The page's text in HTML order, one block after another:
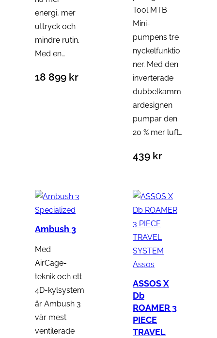
energi, mer
uttryck och
mindre rutin.
Med en…
18 899 kr
Tool MTB
Mini-
pumpens tre
nyckelfunktio
ner. Med den
inverterade
dubbelkamm
ardesignen
pumpar den
20 % mer luft…
439 kr
Specialized
Ambush 3
Med
AirCage-
teknik och ett
4D-kylsystem
är Ambush 3
vår mest
ventilerade
Assos
ASSOS X
Db
ROAMER 3
PIECE
TRAVEL